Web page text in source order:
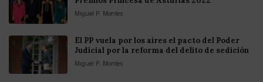
Miguel P. Montes
El PP vuela por los aires el pacto del Poder
Judicial por la reforma del delito de sedición
Miguel P. Montes